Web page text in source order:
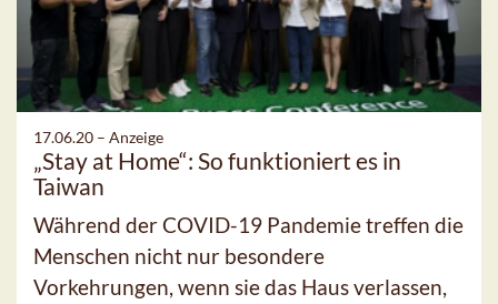
17.06.20 – Anzeige
„Stay at Home“: So funktioniert es in
Taiwan
Während der COVID-19 Pandemie treffen die
Menschen nicht nur besondere
Vorkehrungen, wenn sie das Haus verlassen,